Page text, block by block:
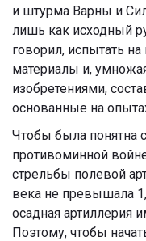
и штурма Варны и
лишь как исходный
говорил, испытать
материалы и,
изобретениями,
основанные на
Чтобы была понятна
противоминной
стрельбы полевой
века не превышала
осадная артиллерия
Поэтому, чтобы